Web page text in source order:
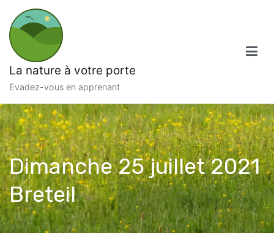
La nature à votre porte
Evadez-vous en apprenant
Dimanche 25 juillet 2021
Breteil